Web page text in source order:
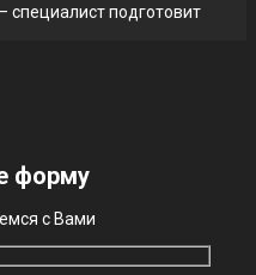
специалист подготовит
форму
с Вами